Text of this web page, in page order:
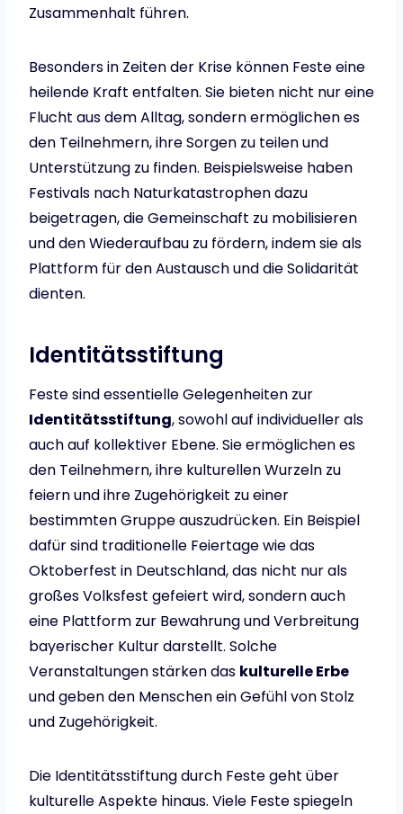
Zusammenhalt führen.
Besonders in Zeiten der Krise können Feste eine
heilende Kraft entfalten. Sie bieten nicht nur eine
Flucht aus dem Alltag, sondern ermöglichen es
den Teilnehmern, ihre Sorgen zu teilen und
Unterstützung zu finden. Beispielsweise haben
Festivals nach Naturkatastrophen dazu
beigetragen, die Gemeinschaft zu mobilisieren
und den Wiederaufbau zu fördern, indem sie als
Plattform für den Austausch und die Solidarität
dienten.
Identitätsstiftung
Feste sind essentielle Gelegenheiten zur
Identitätsstiftung, sowohl auf individueller als
auch auf kollektiver Ebene. Sie ermöglichen es
den Teilnehmern, ihre kulturellen Wurzeln zu
feiern und ihre Zugehörigkeit zu einer
bestimmten Gruppe auszudrücken. Ein Beispiel
dafür sind traditionelle Feiertage wie das
Oktoberfest in Deutschland, das nicht nur als
großes Volksfest gefeiert wird, sondern auch
eine Plattform zur Bewahrung und Verbreitung
bayerischer Kultur darstellt. Solche
Veranstaltungen stärken das kulturelle Erbe
und geben den Menschen ein Gefühl von Stolz
und Zugehörigkeit.
Die Identitätsstiftung durch Feste geht über
kulturelle Aspekte hinaus. Viele Feste spiegeln